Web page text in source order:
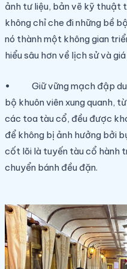
ảnh tư liệu, bản vẽ kỹ thuật
không chỉ che đi những bề
nó thành một không gian
hiểu sâu hơn về lịch sử và
• Giữ vững mạch đập du
bộ khuôn viên xung quanh,
các toa tàu cổ, đều được
để không bị ảnh hưởng bởi
cốt lõi là tuyến tàu cổ hành
chuyển bánh đều đặn.